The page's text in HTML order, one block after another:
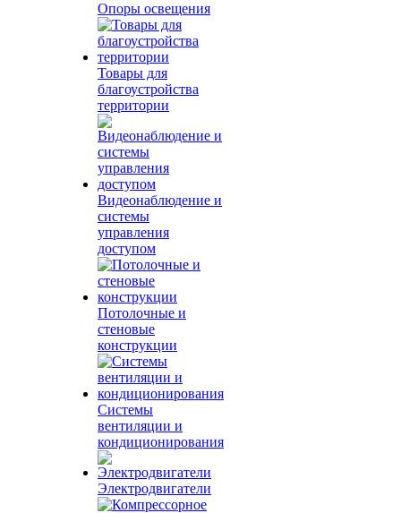
Опоры освещения
Товары для
благоустройства
территории
Видеонаблюдение и
системы
управления
доступом
Потолочные и
стеновые
конструкции
Системы
вентиляции и
кондиционирования
Электродвигатели